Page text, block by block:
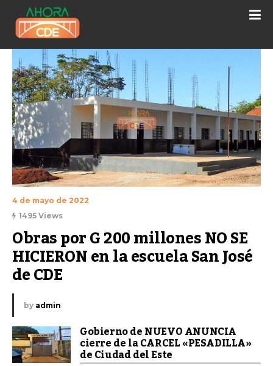
4 de mayo de 2022
1495 Views
Obras por G 200 millones NO SE
HICIERON en la escuela San José
de CDE
by admin
Gobierno de NUEVO ANUNCIA
cierre de la CARCEL «PESADILLA»
de Ciudad del Este